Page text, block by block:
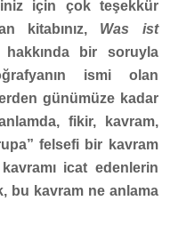
için çok teşekkür
kitabınız, Was ist
hakkında bir soruyla
ismi olan
günümüze kadar
fikir, kavram,
felsefi bir kavram
icat edenlerin
bu kavram ne anlama